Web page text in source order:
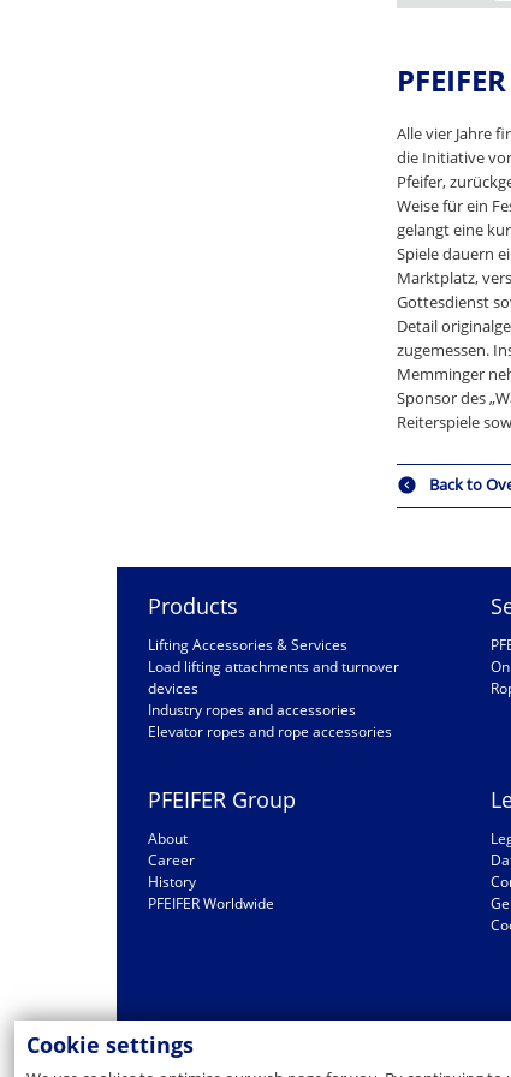
Alle vier Jahre
die Initiative
Pfeifer,
Weise für ein
gelangt eine
Spiele dauern
Marktplatz,
Gottesdienst
Detail
zugemessen.
Memminger
Sponsor des
Reiterspiele
Back to
Products
Lifting Accessories & Services
Load lifting attachments and turnover
devices
Industry ropes and accessories
Elevator ropes and rope accessories
PFEIFER Group
About
Career
History
PFEIFER Worldwide
Cookie settings